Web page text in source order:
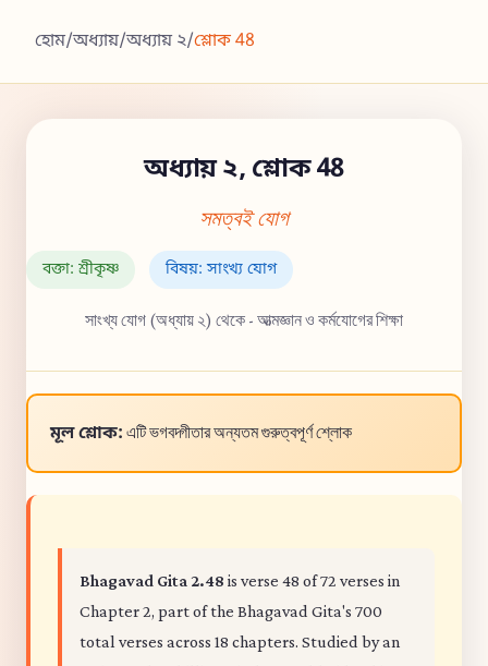
হোম/অধ্যায়/অধ্যায় ২/শ্লোক 48
অধ্যায় ২, শ্লোক 48
সমত্বই যোগ
বক্তা: শ্রীকৃষ্ণ বিষয়: সাংখ্য যোগ
সাংখ্য যোগ (অধ্যায় ২) থেকে - আত্মজ্ঞান ও কর্মযোগের শিক্ষা
মূল শ্লোক: এটি ভগবদ্গীতার অন্যতম গুরুত্বপূর্ণ শ্লোক
Bhagavad Gita 2.48 is verse 48 of 72 verses in
Chapter 2, part of the Bhagavad Gita's 700
total verses across 18 chapters. Studied by an